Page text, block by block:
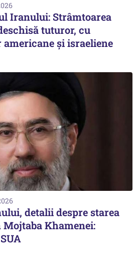
Iranului: Strâmtoarea
tuturor, cu
și israeliene
detalii despre starea
Khamenei: